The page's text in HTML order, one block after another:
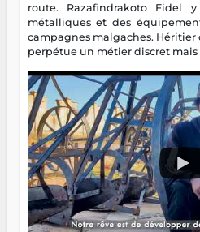
route. Razafindrakoto Fidel
métalliques et des
campagnes malgaches.
perpétue un métier discret mais